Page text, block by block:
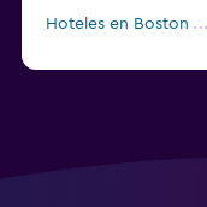
Hoteles en Boston